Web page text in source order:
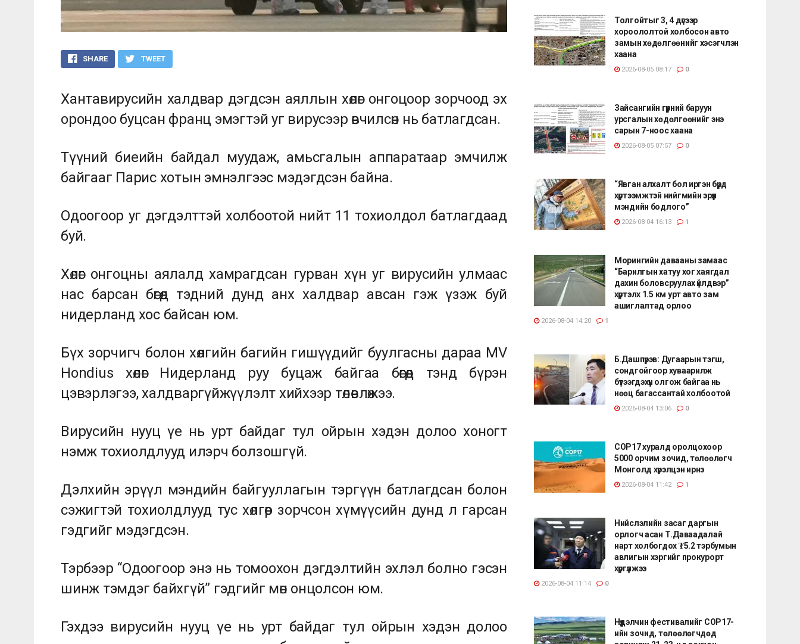
SHARE TWEET
Хантавирусийн халдвар дэгдсэн аяллын хөлөг онгоцоор зорчоод эх
орондоо буцсан франц эмэгтэй уг вирусээр өвчилсөн нь батлагдсан.
Түүний биеийн байдал муудаж, амьсгалын аппаратаар эмчилж
байгааг Парис хотын эмнэлгээс мэдэгдсэн байна.
Одоогоор уг дэгдэлттэй холбоотой нийт 11 тохиолдол батлагдаад
буй.
Хөлөг онгоцны аялалд хамрагдсан гурван хүн уг вирусийн улмаас
нас барсан бөгөөд тэдний дунд анх халдвар авсан гэж үзэж буй
нидерланд хос байсан юм.
Бүх зорчигч болон хөлгийн багийн гишүүдийг буулгасны дараа MV
Hondius хөлөг Нидерланд руу буцаж байгаа бөгөөд тэнд бүрэн
цэвэрлэгээ, халдваргүйжүүлэлт хийхээр төлөвлөжээ.
Вирусийн нууц үе нь урт байдаг тул ойрын хэдэн долоо хоногт
нэмж тохиолдлууд илэрч болзошгүй.
Дэлхийн эрүүл мэндийн байгууллагын тэргүүн батлагдсан болон
сэжигтэй тохиолдлууд тус хөлгөөр зорчсон хүмүүсийн дунд л гарсан
гэдгийг мэдэгдсэн.
Тэрбээр “Одоогоор энэ нь томоохон дэгдэлтийн эхлэл болно гэсэн
шинж тэмдэг байхгүй” гэдгийг мөн онцолсон юм.
Гэхдээ вирусийн нууц үе нь урт байдаг тул ойрын хэдэн долоо
Толгойтыг 3, 4 дүгээр
хороололтой холбосон авто
замын хөдөлгөөнийг хэсэгчлэн
хаана
2026-08-05 08:17 0
Зайсангийн гүүрний баруун
урсгалын хөдөлгөөнийг энэ
сарын 7-ноос хаана
2026-08-05 07:57 0
“Явган алхалт бол иргэн бүрд
хүртээмжтэй нийгмийн эрүүл
мэндийн бодлого”
2026-08-04 16:13 1
Морингийн давааны замаас
“Барилгын хатуу хог хаягдал
дахин боловсруулах үйлдвэр”
хүртэлх 1.5 км урт авто зам
ашиглалтад орлоо
2026-08-04 14:20 1
Б.Дашпүрэв: Дугаарын тэгш,
сондгойгоор хуваарилж
бүтээгдэхүүн олгож байгаа нь
нөөц багассантай холбоотой
2026-08-04 13:06 0
СОР17 хуралд оролцохоор
5000 орчим зочид, төлөөлөгч
Монголд хүрэлцэн ирнэ
2026-08-04 11:42 1
Нийслэлийн засаг даргын
орлогч асан Т.Даваадалай
нарт холбогдох ₮5.2 тэрбумын
авлигын хэргийг прокурорт
хүргүүлжээ
2026-08-04 11:14 0
Нүүдэлчин фестивалийг COP17-
ийн зочид, төлөөлөгчдөд